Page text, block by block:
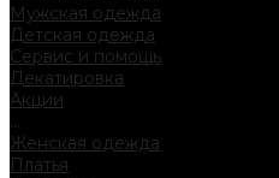
Мужская одежда
Детская одежда
Сервис и помощь
Декатировка
Акции
...
Женская одежда
Платья